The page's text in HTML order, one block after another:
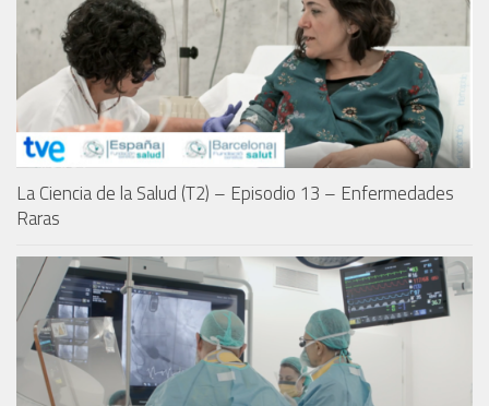
La Ciencia de la Salud (T2) – Episodio 13 – Enfermedades
Raras